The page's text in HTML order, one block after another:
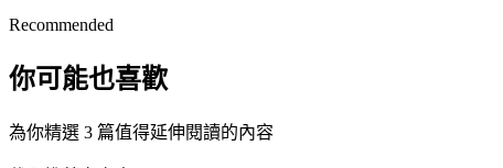
Recommended
你可能也喜歡
為你精選 3 篇值得延伸閱讀的內容